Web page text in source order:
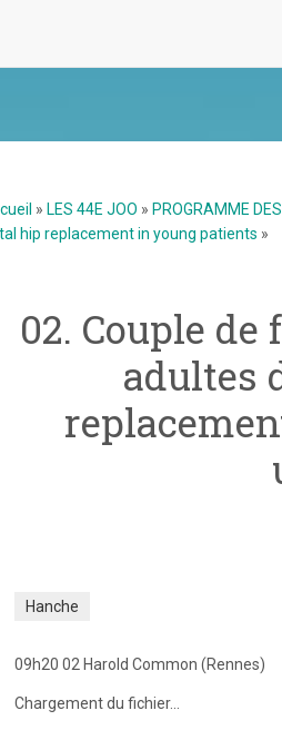
» LES 44E JOO » PROGRAMME
hip replacement in young patients »
02. Couple
adultes
Hanche
09h20 02 Harold Common (Rennes)
Chargement du fichier...